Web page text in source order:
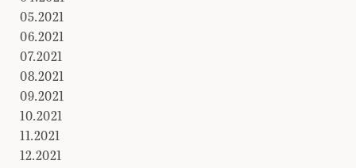
05.2021
06.2021
07.2021
08.2021
09.2021
10.2021
11.2021
12.2021